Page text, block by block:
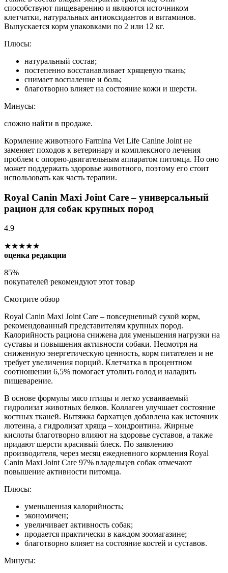
способствуют пищеварению и являются источником
клетчатки, натуральных антиоксидантов и витаминов.
Выпускается корм упаковками по 2 или 12 кг.
Плюсы:
натуральный состав;
постепенно восстанавливает хрящевую ткань;
снимает воспаление и боль;
благотворно влияет на состояние кожи и шерсти.
Минусы:
сложно найти в продаже.
Кормление животного Farmina Vet Life Canine Joint не
заменяет походов к ветеринару и комплексного лечения
проблем с опорно-двигательным аппаратом питомца. Но оно
может поддержать здоровье животного, поэтому его стоит
использовать как часть терапии.
Royal Canin Maxi Joint Care – универсальный
рацион для собак крупных пород
4.9
★★★★★
оценка редакции
85%
покупателей рекомендуют этот товар
Смотрите обзор
Royal Canin Maxi Joint Care – повседневный сухой корм,
рекомендованный представителям крупных пород.
Калорийность рациона снижена для уменьшения нагрузки на
суставы и повышения активности собаки. Несмотря на
сниженную энергетическую ценность, корм питателен и не
требует увеличения порций. Клетчатка в процентном
соотношении 6,5% помогает утолить голод и наладить
пищеварение.
В основе формулы мясо птицы и легко усваиваемый
гидролизат животных белков. Коллаген улучшает состояние
костных тканей. Вытяжка бархатцев добавлена как источник
лютеина, а гидролизат хряща – хондроитина. Жирные
кислоты благотворно влияют на здоровье суставов, а также
придают шерсти красивый блеск. По заявлению
производителя, через месяц ежедневного кормления Royal
Canin Maxi Joint Care 97% владельцев собак отмечают
повышение активности питомца.
Плюсы:
уменьшенная калорийность;
экономичен;
увеличивает активность собак;
продается практически в каждом зоомагазине;
благотворно влияет на состояние костей и суставов.
Минусы: